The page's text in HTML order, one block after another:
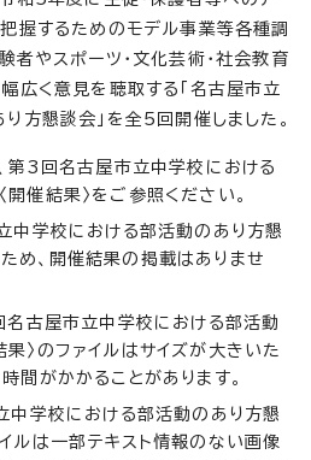
握するためのモデル事業等各種調
者やスポーツ・文化芸術・社会教育
広く意見を聴取する「名古屋市立
方懇談会」を全5回開催しました。
第3回名古屋市立中学校における
催結果〉をご参照ください。
中学校における部活動のあり方懇
め、開催結果の掲載はありませ
名古屋市立中学校における部活動
〉のファイルはサイズが大きいた
間がかかることがあります。
中学校における部活動のあり方懇
ルは一部テキスト情報のない画像